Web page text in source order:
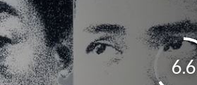
6.6